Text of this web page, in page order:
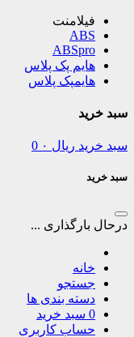
فیلامنت
ABS
ABSpro
هایم پک پلاس
هایمپک پلاس
سبد خرید
سبد خرید ریال 0
سبد خرید
درحال بارگذاری ...
خانه
جستجو
دسته بندی ها
0 سبد خرید
حساب کاربری